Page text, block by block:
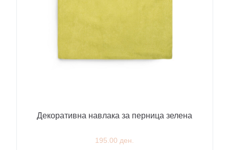
Декоративна навлака за перница зелена
195.00 ден.